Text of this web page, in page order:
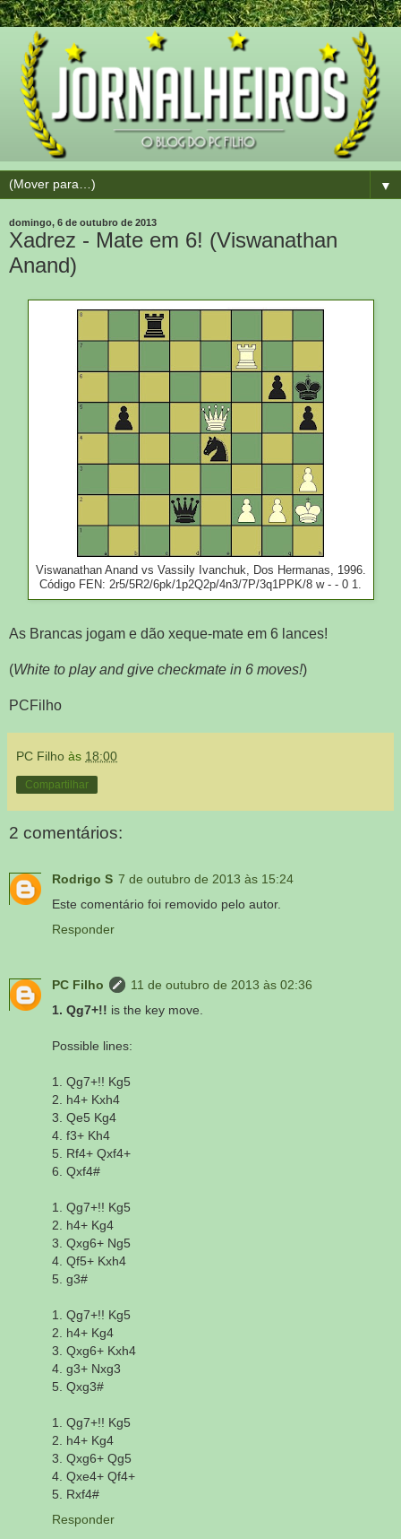
▼
domingo, 6 de outubro de 2013
Xadrez - Mate em 6! (Viswanathan
Anand)
Viswanathan Anand vs Vassily Ivanchuk, Dos Hermanas, 1996.
Código FEN: 2r5/5R2/6pk/1p2Q2p/4n3/7P/3q1PPK/8 w - - 0 1.
As Brancas jogam e dão xeque-mate em 6 lances!
(White to play and give checkmate in 6 moves!)
PCFilho
PC Filho às 18:00
Compartilhar
2 comentários:
Rodrigo S 7 de outubro de 2013 às 15:24
Este comentário foi removido pelo autor.
Responder
PC Filho
11 de outubro de 2013 às 02:36
1. Qg7+!! is the key move.
Possible lines:
1. Qg7+!! Kg5
2. h4+ Kxh4
3. Qe5 Kg4
4. f3+ Kh4
5. Rf4+ Qxf4+
6. Qxf4#
1. Qg7+!! Kg5
2. h4+ Kg4
3. Qxg6+ Ng5
4. Qf5+ Kxh4
5. g3#
1. Qg7+!! Kg5
2. h4+ Kg4
3. Qxg6+ Kxh4
4. g3+ Nxg3
5. Qxg3#
1. Qg7+!! Kg5
2. h4+ Kg4
3. Qxg6+ Qg5
4. Qxe4+ Qf4+
5. Rxf4#
Responder